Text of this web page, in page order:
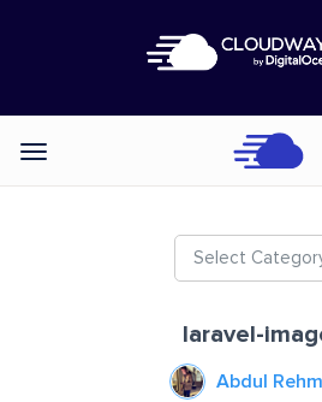
Categories
Select
laravel-
Abdul